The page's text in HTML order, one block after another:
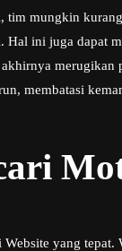
mungkin
ini juga dapat
merugikan
membatasi
yang tepat.